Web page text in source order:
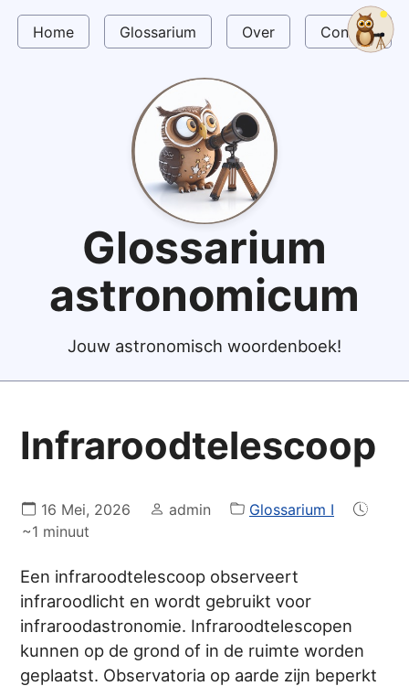
Home Glossarium Over Contact
Glossarium
astronomicum
Jouw astronomisch woordenboek!
Infraroodtelescoop
16 Mei, 2026 admin
Glossarium I
~1 minuut
Een infraroodtelescoop observeert
infraroodlicht en wordt gebruikt voor
infraroodastronomie. Infraroodtelescopen
kunnen op de grond of in de ruimte worden
geplaatst. Observatoria op aarde zijn beperkt